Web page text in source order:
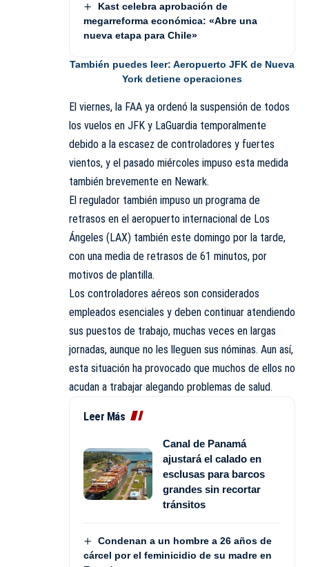
Kast celebra aprobación de
megarreforma económica: «Abre una
nueva etapa para Chile»
También puedes leer: Aeropuerto JFK de Nueva
York detiene operaciones
El viernes, la FAA ya ordenó la suspensión de todos
los vuelos en JFK y LaGuardia temporalmente
debido a la escasez de controladores y fuertes
vientos, y el pasado miércoles impuso esta medida
también brevemente en Newark.
El regulador también impuso un programa de
retrasos en el aeropuerto internacional de Los
Ángeles (LAX) también este domingo por la tarde,
con una media de retrasos de 61 minutos, por
motivos de plantilla.
Los controladores aéreos son considerados
empleados esenciales y deben continuar atendiendo
sus puestos de trabajo, muchas veces en largas
jornadas, aunque no les lleguen sus nóminas. Aun así,
esta situación ha provocado que muchos de ellos no
acudan a trabajar alegando problemas de salud.
Leer Más
Canal de Panamá
ajustará el calado en
esclusas para barcos
grandes sin recortar
tránsitos
Condenan a un hombre a 26 años de
cárcel por el feminicidio de su madre en